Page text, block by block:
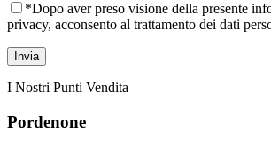
*Dopo aver preso visione della presente
privacy, acconsento al trattamento dei dati
I Nostri Punti Vendita
Pordenone